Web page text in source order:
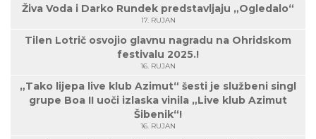
Živa Voda i Darko Rundek predstavljaju „Ogledalo“
17. RUJAN
Tilen Lotrič osvojio glavnu nagradu na Ohridskom
festivalu 2025.!
16. RUJAN
„Tako lijepa live klub Azimut“ šesti je službeni singl
grupe Boa II uoči izlaska vinila „Live klub Azimut
Šibenik“!
16. RUJAN